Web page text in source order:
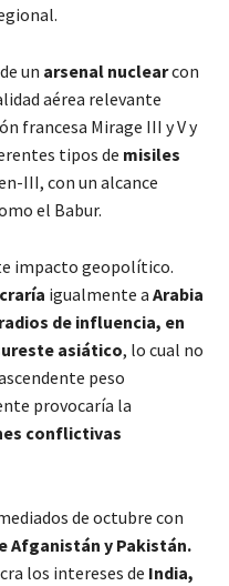
un arsenal nuclearcon
aérea relevante
francesa Mirage III y V y
tipos de misiles
III, con un alcance
el Babur.
impacto geopolítico.
igualmente a Arabia
radios de influencia, en
asiático, lo cual no
peso
provocaría la
conflictivas
de octubre con
y Pakistán.
los intereses de India,